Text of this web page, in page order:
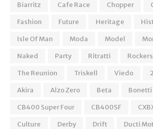
Biarritz Cafe Race Chopper
Fashion
Future Heritage
Isle Of Man
Moda Model
Naked
Party Ritratti
Rockers
The Reunion
Triskell Viedo
Akira
Alzo Zero Beta Bonetti
CB400 Super Four
CB400SF
Culture
Derby Drift
Ducti